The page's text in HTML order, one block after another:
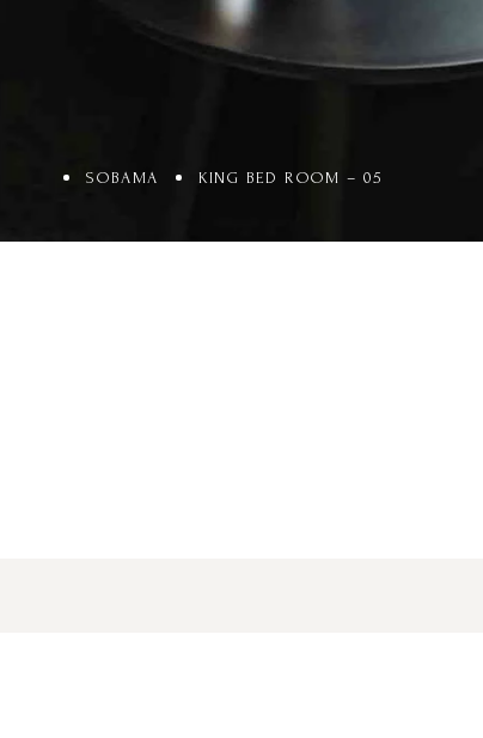
SOBAMA KING BED ROOM – 05